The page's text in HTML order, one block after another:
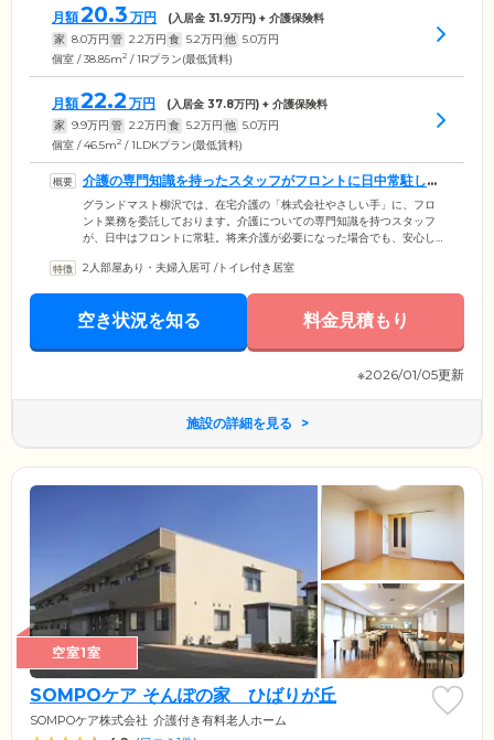
月額20.3 万円 (入居金 31.9万円) + 介護保険料
家 8.0万円 管 2.2万円 食 5.2万円 他 5.0万円
個室 / 38.85m2 / 1Rプラン(最低賃料)
月額22.2 万円 (入居金 37.8万円) + 介護保険料
家 9.9万円 管 2.2万円 食 5.2万円 他 5.0万円
個室 / 46.5m2 / 1LDKプラン(最低賃料)
介護の専門知識を持ったスタッフがフロントに日中常駐して
います
グランドマスト柳沢では、在宅介護の「株式会社やさしい手」に、フロ
ント業務を委託しております。介護についての専門知識を持つスタッフ
が、日中はフロントに常駐。将来介護が必要になった場合でも、安心し
護保険利用の手続きをお手伝いし、適切な訪問介護サービスもご案内い
能です。「やさしい手」以外の介護事業者のご利用も、もちろん可能と
なっています。現在お元気で自立されているご入居者様にも、介護につ
2人部屋あり・夫婦入居可 /トイレ付き居室
空き状況を知る 料金見積もり
※2026/01/05更新
施設の詳細を見る
空室1室
SOMPOケア そんぽの家 ひばりが丘
SOMPOケア株式会社 介護付き有料老人ホーム